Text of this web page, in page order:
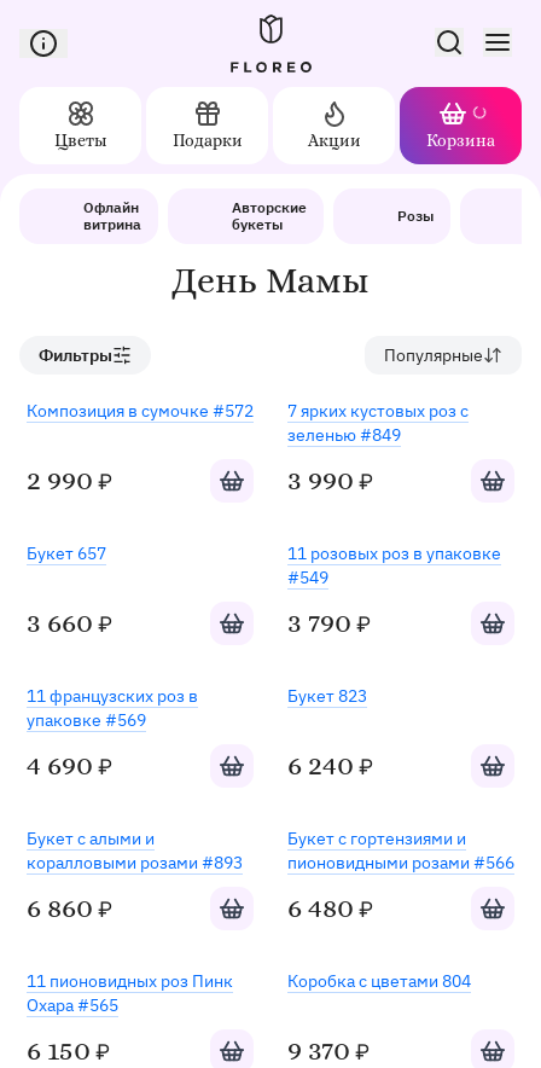
Сервис доставки цветов в Орле
Цветы Подарки Акции Корзина
Доставка цветов в Орле Каталог
Офлайн
витрина
Авторские
букеты
Розы
День Мамы
Фильтры Популярные
Композиция в сумочке #572
Хит
2 990 ₽ Добавить в корзину
7 ярких кустовых роз с
зеленью #849
3 990 ₽
Букет 657
3 660 ₽ Добавить в корзину
11 розовых роз в упаковке
#549
3 790 ₽
11 французских роз в
упаковке #569
4 690 ₽ Добавить в корзину
Букет 823
6 240 ₽
Букет с алыми и
коралловыми розами #893
6 860 ₽ Добавить в корзину
Букет с гортензиями и
пионовидными розами #566
6 480 ₽
11 пионовидных роз Пинк
Охара #565
6 150 ₽ Добавить в корзину
Коробка с цветами 804
9 370 ₽